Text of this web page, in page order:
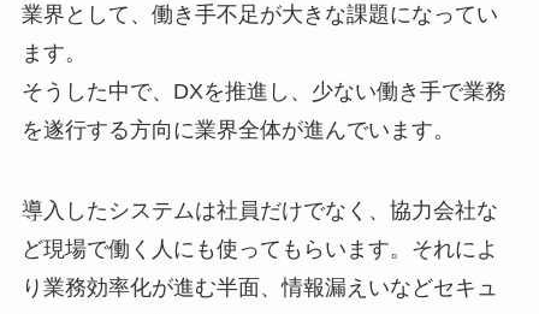
業界として、働き手不足が大きな課題になってい
ます。
そうした中で、DXを推進し、少ない働き手で業務
を遂行する方向に業界全体が進んでいます。
導入したシステムは社員だけでなく、協力会社な
ど現場で働く人にも使ってもらいます。それによ
り業務効率化が進む半面、情報漏えいなどセキュ